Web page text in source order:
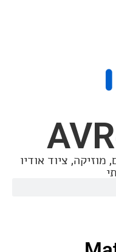
אודיו